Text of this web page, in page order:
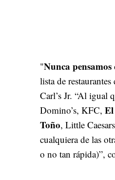
"Nunca
lista de
Carl’s Jr. “Al igual
Domino’s, KFC,
Toño, Little
cualquiera de las
o no tan rápida)”,